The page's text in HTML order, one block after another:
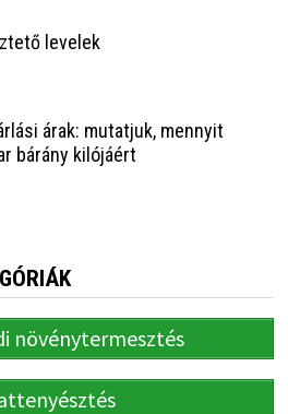
levelek
árak: mutatjuk, mennyit
bárány kilójáért
növénytermesztés